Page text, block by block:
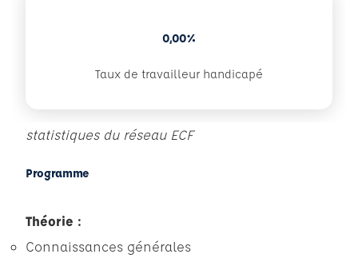
0,00%
Taux de travailleur handicapé
statistiques du réseau ECF
Programme
Théorie :
Connaissances générales